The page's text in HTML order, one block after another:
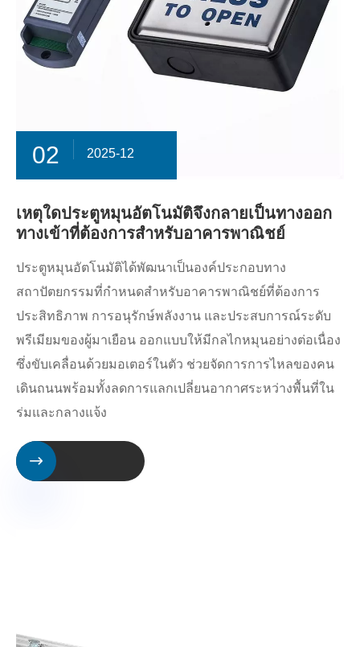
02 2025-12
เหตุใดประตูหมุนอัตโนมัติจึงกลายเป็นทางออก
ทางเข้าที่ต้องการสำหรับอาคารพาณิชย์
ประตูหมุนอัตโนมัติได้พัฒนาเป็นองค์ประกอบทาง
สถาปัตยกรรมที่กำหนดสำหรับอาคารพาณิชย์ที่ต้องการ
ประสิทธิภาพ การอนุรักษ์พลังงาน และประสบการณ์ระดับ
พรีเมียมของผู้มาเยือน ออกแบบให้มีกลไกหมุนอย่างต่อเนื่อง
ซึ่งขับเคลื่อนด้วยมอเตอร์ในตัว ช่วยจัดการการไหลของคน
เดินถนนพร้อมทั้งลดการแลกเปลี่ยนอากาศระหว่างพื้นที่ใน
ร่มและกลางแจ้ง
